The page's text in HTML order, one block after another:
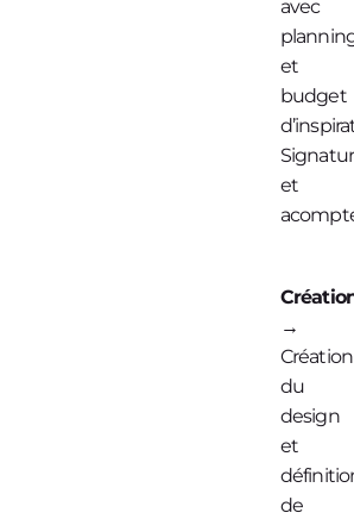
avec
et
budget
et
→
Création
du
design
et
de